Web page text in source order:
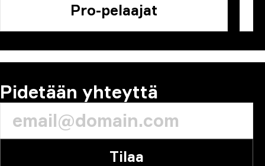
Pro-pelaajat
Pidetään yhteyttä
Tilaa